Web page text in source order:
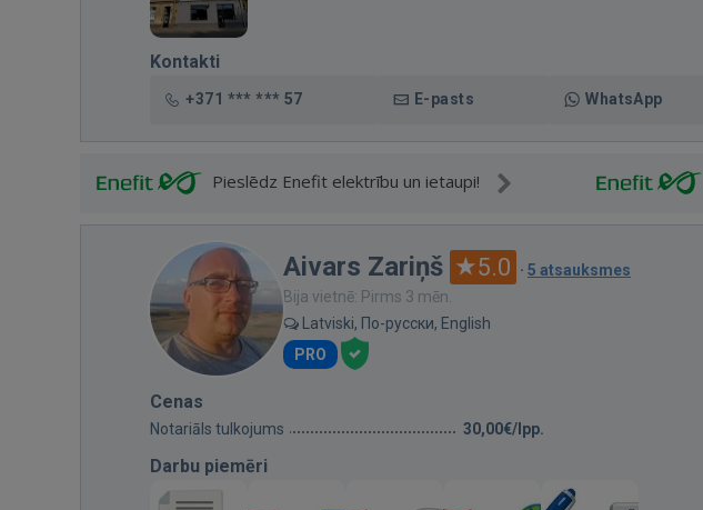
Kontakti
+371 *** *** 57 E-pasts WhatsApp
Pieslēdz Enefit elektrību un ietaupi!
Aivars Zariņš 5.0 · 5 atsauksmes
Bija vietnē: Pirms 3 mēn.
Latviski, По-русски, English
PRO
Cenas
Notariāls tulkojums 30,00€/lpp.
Darbu piemēri